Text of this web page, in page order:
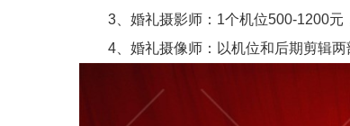
3、婚礼摄影师：1个机位500-1200元
4、婚礼摄像师：以机位和后期剪辑两